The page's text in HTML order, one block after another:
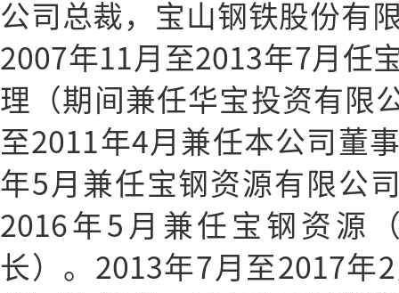
公司总裁，宝山钢铁股份有
2007年11月至2013年7月任
理（期间兼任华宝投资有限
至2011年4月兼任本公司董
年5月兼任宝钢资源有限公
2016年5月兼任宝钢资源
长）。2013年7月至2017年